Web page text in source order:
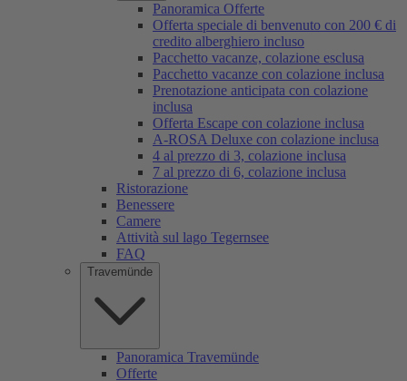
Panoramica Offerte
Offerta speciale di benvenuto con 200 € di
credito alberghiero incluso
Pacchetto vacanze, colazione esclusa
Pacchetto vacanze con colazione inclusa
Prenotazione anticipata con colazione
inclusa
Offerta Escape con colazione inclusa
A-ROSA Deluxe con colazione inclusa
4 al prezzo di 3, colazione inclusa
7 al prezzo di 6, colazione inclusa
Ristorazione
Benessere
Camere
Attività sul lago Tegernsee
FAQ
Travemünde
Panoramica Travemünde
Offerte